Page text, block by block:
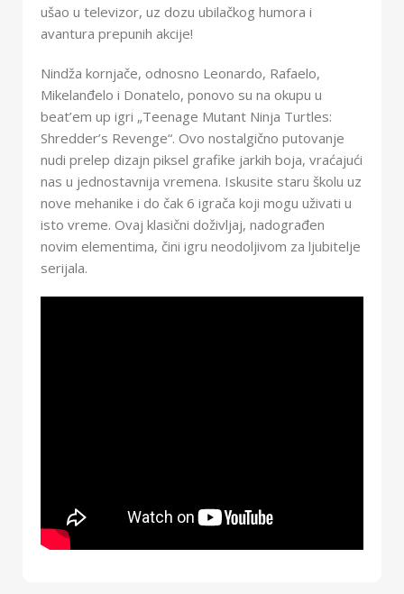
ušao u televizor, uz dozu ubilačkog humora i
avantura prepunih akcije!
Nindža kornjače, odnosno Leonardo, Rafaelo,
Mikelanđelo i Donatelo, ponovo su na okupu u
beat’em up igri „Teenage Mutant Ninja Turtles:
Shredder’s Revenge“. Ovo nostalgično putovanje
nudi prelep dizajn piksel grafike jarkih boja, vraćajući
nas u jednostavnija vremena. Iskusite staru školu uz
nove mehanike i do čak 6 igrača koji mogu uživati u
isto vreme. Ovaj klasični doživljaj, nadograđen
novim elementima, čini igru neodoljivom za ljubitelje
serijala.